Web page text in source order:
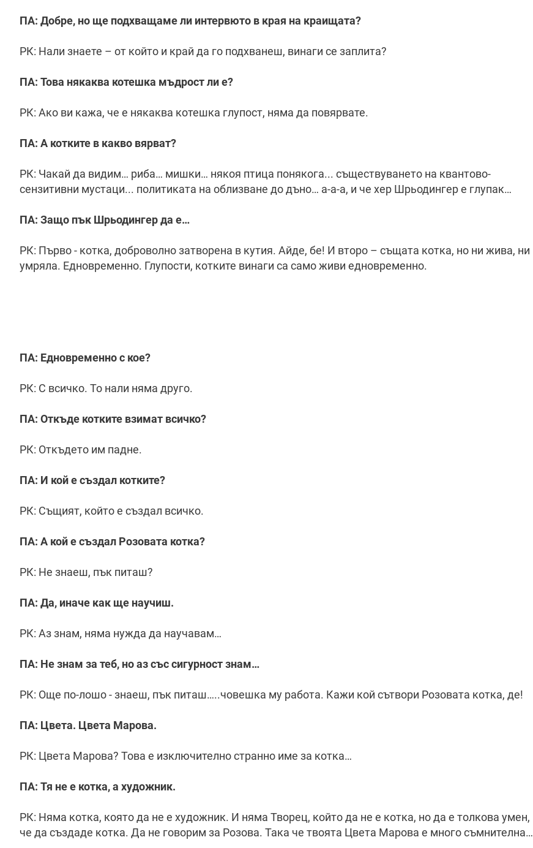
ПА: Добре, но ще подхващаме ли интервюто в края на краищата?
РК: Нали знаете – от който и край да го подхванеш, винаги се заплита?
ПА: Това някаква котешка мъдрост ли е?
РК: Ако ви кажа, че е някаква котешка глупост, няма да повярвате.
ПА: А котките в какво вярват?
РК: Чакай да видим… риба… мишки… някоя птица понякога... съществуването на квантово-
сензитивни мустаци... политиката на облизване до дъно… а-а-а, и че хер Шрьодингер е глупак…
ПА: Защо пък Шрьодингер да е…
РК: Първо - котка, доброволно затворена в кутия. Айде, бе! И второ – същата котка, но ни жива, ни
умряла. Едновременно. Глупости, котките винаги са само живи едновременно.
ПА: Едновременно с кое?
РК: С всичко. То нали няма друго.
ПА: Откъде котките взимат всичко?
РК: Откъдето им падне.
ПА: И кой е създал котките?
РК: Същият, който е създал всичко.
ПА: А кой е създал Розовата котка?
РК: Не знаеш, пък питаш?
ПА: Да, иначе как ще научиш.
РК: Аз знам, няма нужда да научавам…
ПА: Не знам за теб, но аз със сигурност знам…
РК: Още по-лошо - знаеш, пък питаш…..човешка му работа. Кажи кой сътвори Розовата котка, де!
ПА: Цвета. Цвета Марова.
РК: Цвета Марова? Това е изключително странно име за котка…
ПА: Тя не е котка, а художник.
РК: Няма котка, която да не е художник. И няма Творец, който да не е котка, но да е толкова умен,
че да създаде котка. Да не говорим за Розова. Така че твоята Цвета Марова е много съмнителна…